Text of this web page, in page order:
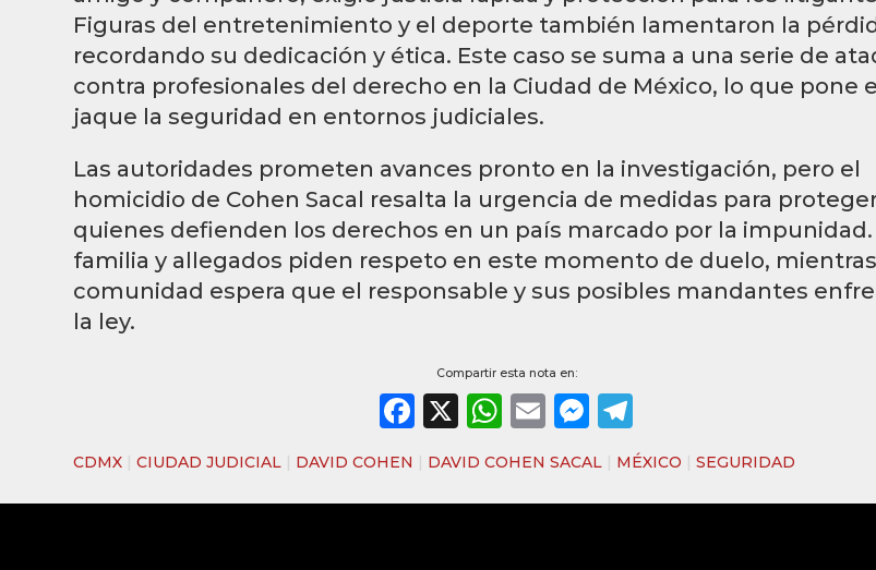
Figuras del entretenimiento y el deporte también lamentaron la
recordando su dedicación y ética. Este caso se suma a una serie de
contra profesionales del derecho en la Ciudad de México, lo que pone
jaque la seguridad en entornos judiciales.
Las autoridades prometen avances pronto en la investigación, pero el
homicidio de Cohen Sacal resalta la urgencia de medidas para
quienes defienden los derechos en un país marcado por la impunidad.
familia y allegados piden respeto en este momento de duelo,
comunidad espera que el responsable y sus posibles mandantes
la ley.
Compartir esta nota en:
Facebook
X WhatsApp
EmailMessenger
CDMX |CIUDAD JUDICIAL | DAVID COHEN | DAVID COHEN SACAL | MÉXICO |SEGURIDAD